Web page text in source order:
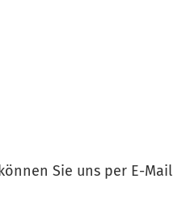
Sie uns per E-Mail